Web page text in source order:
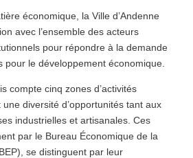
économique, la Ville d’Andenne
avec l’ensemble des acteurs
pour répondre à la demande
pour le développement économique.
compte cinq zones d’activités
diversité d’opportunités tant aux
industrielles et artisanales. Ces
par le Bureau Économique de la
se distinguent par leur